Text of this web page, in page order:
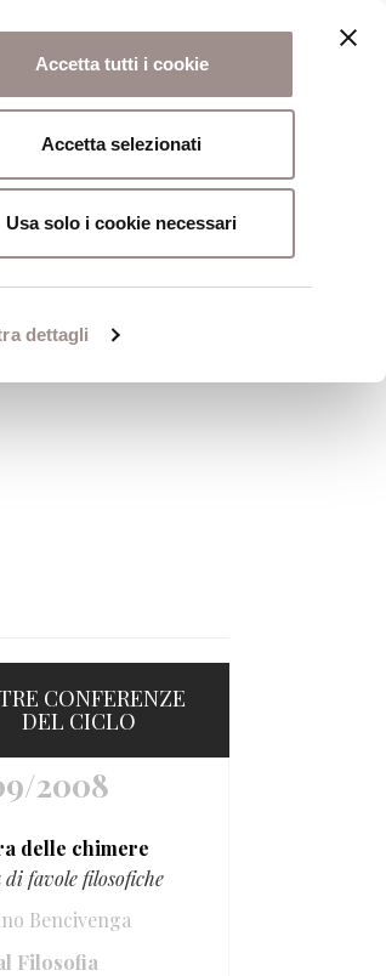
dettagli
Accetta tutti i cookie
Accetta selezionati
Usa solo i cookie necessari
Scuola Alti Studi
CONFERENZE
DEL CICLO
2008
delle chimere
favole filosofiche
Bencivenga
Filosofia